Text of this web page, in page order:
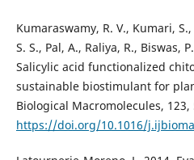
Kumaraswamy, R. V., Kumari,
S. S., Pal, A., Raliya, R., Biswas,
Salicylic acid functionalized
sustainable biostimulant for
Biological Macromolecules, 123,
https://doi.org/10.1016/